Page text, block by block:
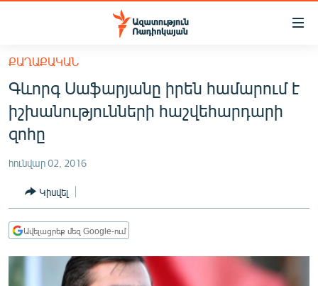
Մատչելիության
հիմնական
բովանդակությանը
Անցնել
հիմնական
մենյուին
ՀԱՅԱՍՏԱՆ
ՔԱՂԱՔԱԿԱՆ
ՀԱՍԱՐԱԿՈՒԹՅՈՒՆ
ՏՆՏԵՍՈՒԹՅՈՒՆ
ՂԱՐԱԲԱՂ
ՊԱՏԵՐԱԶՄԻ 6 ՇԱԲԱԹՆԵՐԸ
ՔԱՂԱՔԱԿԱՆ
Գևորգ Սաֆարյանը իրեն համարում է
իշխանությունների հաշվեհարդարի
զոհը
հունվար 02, 2016
Կիսվել
Ավելացրեք մեզ Google-ում